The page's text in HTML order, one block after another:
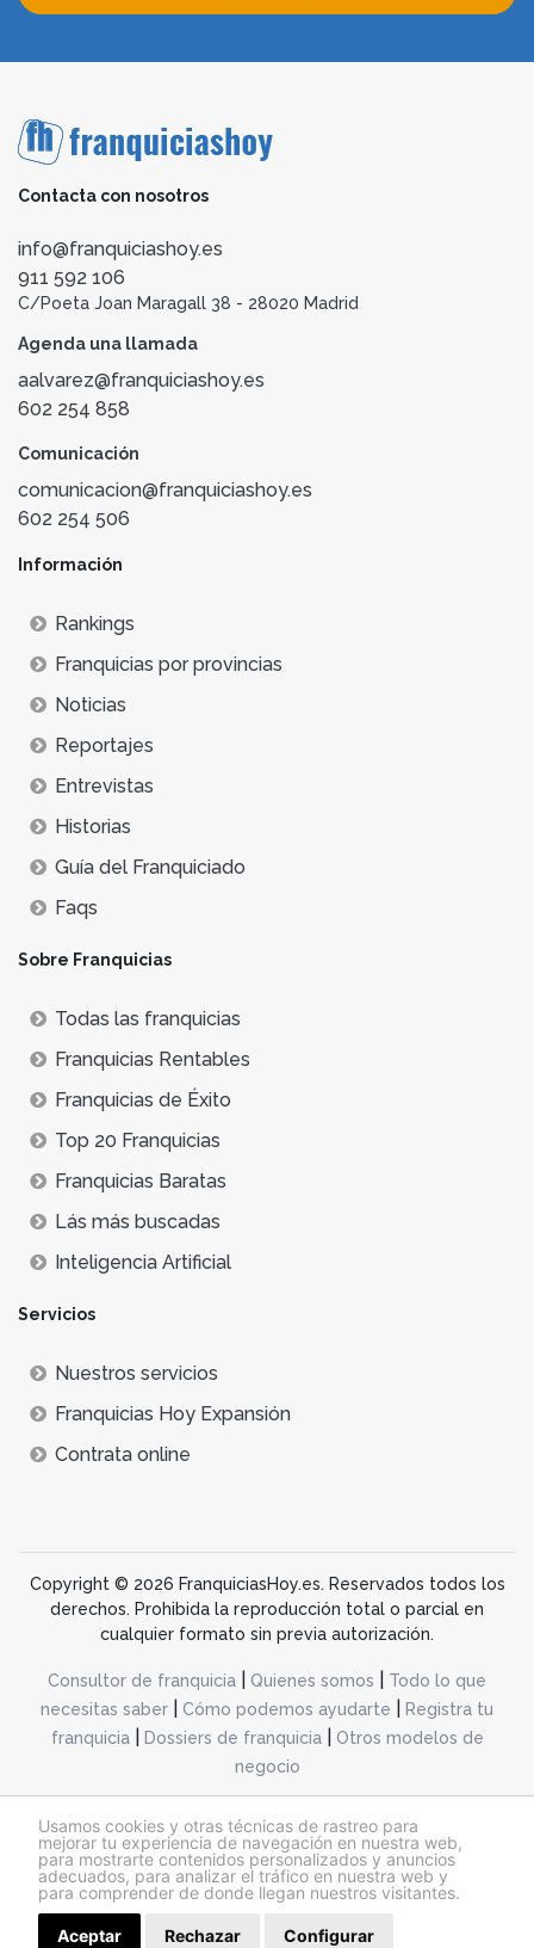
Usamos cookies y otras técnicas de rastreo para
mejorar tu experiencia de navegación en nuestra web,
para mostrarte contenidos personalizados y anuncios
adecuados, para analizar el tráfico en nuestra web y
para comprender de donde llegan nuestros visitantes.
Aceptar Rechazar Configurar
Contacta con nosotros
info@franquiciashoy.es
911 592 106
C/Poeta Joan Maragall 38 - 28020 Madrid
Agenda una llamada
aalvarez@franquiciashoy.es
602 254 858
Comunicación
comunicacion@franquiciashoy.es
602 254 506
Información
Rankings
Franquicias por provincias
Noticias
Reportajes
Entrevistas
Historias
Guía del Franquiciado
Faqs
Sobre Franquicias
Todas las franquicias
Franquicias Rentables
Franquicias de Éxito
Top 20 Franquicias
Franquicias Baratas
Lás más buscadas
Inteligencia Artificial
Servicios
Nuestros servicios
Franquicias Hoy Expansión
Contrata online
Copyright © 2026 FranquiciasHoy.es. Reservados todos los
derechos. Prohibida la reproducción total o parcial en
cualquier formato sin previa autorización.
Consultor de franquicia Quienes somos
Todo lo que
necesitas saber
Cómo podemos ayudarte
Registra tu
franquicia| Dossiers de franquicia|
Otros modelos de
negocio
@franquiciashoy.es |Aviso legal| Política de cookies|Política de privacidad